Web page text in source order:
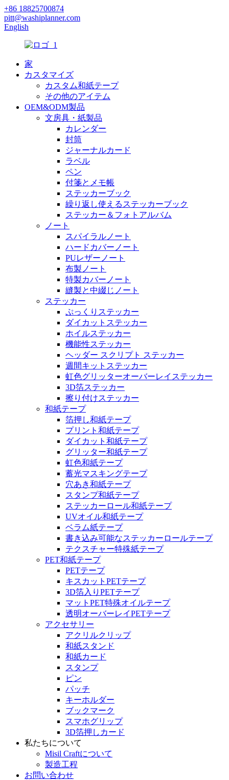
+86 18825700874
pitt@washiplanner.com
English
家
カスタマイズ
カスタム和紙テープ
その他のアイテム
OEM&ODM製品
文房具・紙製品
カレンダー
封筒
ジャーナルカード
ラベル
ペン
付箋とメモ帳
ステッカーブック
繰り返し使えるステッカーブック
ステッカー＆フォトアルバム
ノート
スパイラルノート
ハードカバーノート
PUレザーノート
布製ノート
特製カバーノート
縫製と中綴じノート
ステッカー
ぷっくりステッカー
ダイカットステッカー
ホイルステッカー
機能性ステッカー
ヘッダー スクリプト ステッカー
週間キットステッカー
虹色グリッターオーバーレイステッカー
3D箔ステッカー
擦り付けステッカー
和紙テープ
箔押し和紙テープ
プリント和紙テープ
ダイカット和紙テープ
グリッター和紙テープ
虹色和紙テープ
蓄光マスキングテープ
穴あき和紙テープ
スタンプ和紙テープ
ステッカーロール和紙テープ
UVオイル和紙テープ
ベラム紙テープ
書き込み可能なステッカーロールテープ
テクスチャー特殊紙テープ
PET和紙テープ
PETテープ
キスカットPETテープ
3D箔入りPETテープ
マットPET特殊オイルテープ
透明オーバーレイPETテープ
アクセサリー
アクリルクリップ
和紙スタンド
和紙カード
スタンプ
ピン
パッチ
キーホルダー
ブックマーク
スマホグリップ
3D箔押しカード
私たちについて
Misil Craftについて
製造工程
お問い合わせ